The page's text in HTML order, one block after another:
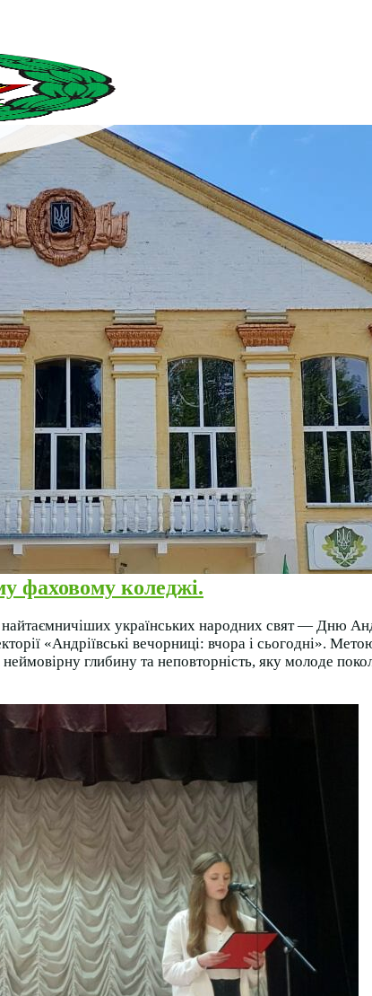
фаховому коледжі.
українських народних свят — Дню
«Андріївські вечорниці: вчора і сьогодні».
глибину та неповторність, яку молоде